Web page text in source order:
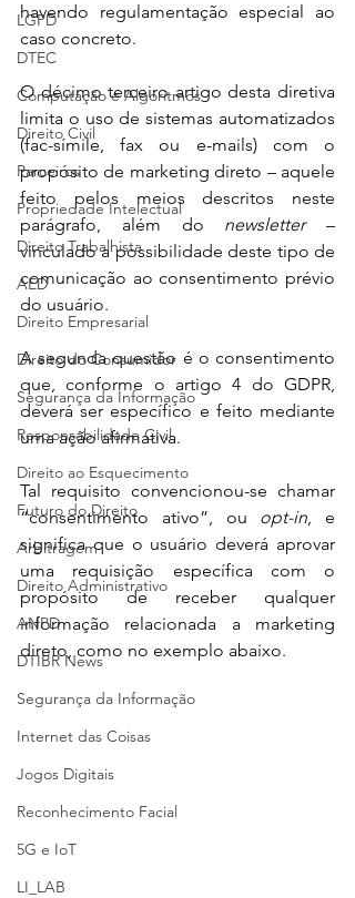
LGPD
DTEC
Computação e Algoritmos
Direito Civil
Parceiros
Propriedade Intelectual
Direito Trabalhista
AED
Direito Empresarial
Direito do Consumidor
Segurança da Informação
Responsabilidade Civil
Direito ao Esquecimento
Futuro do Direito
Arbitragem
Direito Administrativo
ANPD
DTIBR News
Segurança da Informação
Internet das Coisas
Jogos Digitais
Reconhecimento Facial
5G e IoT
LI_LAB
havendo regulamentação especial ao
caso concreto.
O décimo terceiro artigo desta diretiva
limita o uso de sistemas automatizados
(fac-símile, fax ou e-mails) com o
propósito de marketing direto – aquele
feito pelos meios descritos neste
parágrafo, além do newsletter –
vinculado a possibilidade deste tipo de
comunicação ao consentimento prévio
do usuário.
A segunda questão é o consentimento
que, conforme o artigo 4 do GDPR,
deverá ser específico e feito mediante
uma ação afirmativa.
Tal requisito convencionou-se chamar
“consentimento ativo”, ou opt-in, e
significa que o usuário deverá aprovar
uma requisição específica com o
propósito de receber qualquer
informação relacionada a marketing
direto, como no exemplo abaixo.